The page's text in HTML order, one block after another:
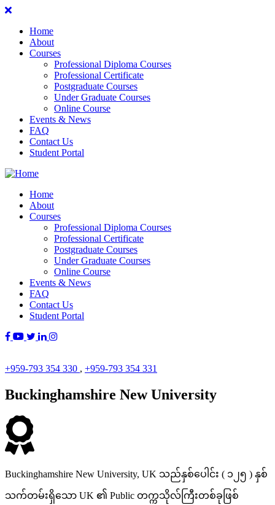
Home
About
Courses
Professional Diploma Courses
Professional Certificate
Postgraduate Courses
Under Graduate Courses
Online Course
Events & News
FAQ
Contact Us
Student Portal
Home
About
Courses
Professional Diploma Courses
Professional Certificate
Postgraduate Courses
Under Graduate Courses
Online Course
Events & News
FAQ
Contact Us
Student Portal
+959-793 354 330 , +959-793 354 331
Buckinghamshire New University
Buckinghamshire New University, UK သည်နှစ်ပေါင်း ( ၁၂၅ ) နှစ်
သက်တမ်းရှိသော UK ၏ Public တက္ကသိုလ်ကြီးတစ်ခုဖြစ်